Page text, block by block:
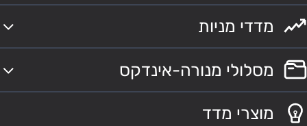
מדדי מניות
מסלולי מנורה-אינדקס
מוצרי מדד